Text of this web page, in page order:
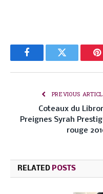
FacebookTwitter
PREVIOUS
Coteaux du
Preignes Syrah
rouge
RELATED POSTS